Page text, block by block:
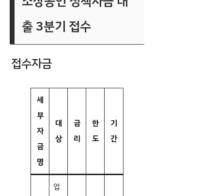
출 3분기 접수
접수자금
세
부
자
금
명
대
상
금
리
한
도
기
간
업